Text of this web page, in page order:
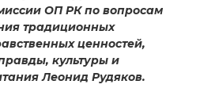
ОП РК по вопросам
традиционных
ценностей,
культуры и
Леонид Рудяков.